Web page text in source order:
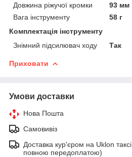
Довжина ріжучої кромки
93 мм
Вага інструменту
58 г
Комплектація інструменту
Знімний підсилювач ходу
Так
Приховати
Умови доставки
Нова Пошта
Самовивіз
Доставка кур'єром на Uklon
повною передоплатою)